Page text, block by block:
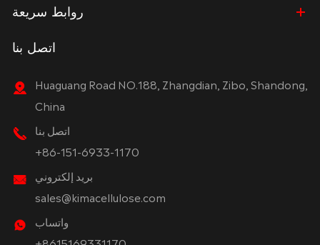
روابط سريعة
اتصل بنا
Huaguang Road NO.188, Zhangdian, Zibo, Shandong,
China
اتصل بنا
+86-151-6933-1170
بريد إلكتروني
sales@kimacellulose.com
واتساب